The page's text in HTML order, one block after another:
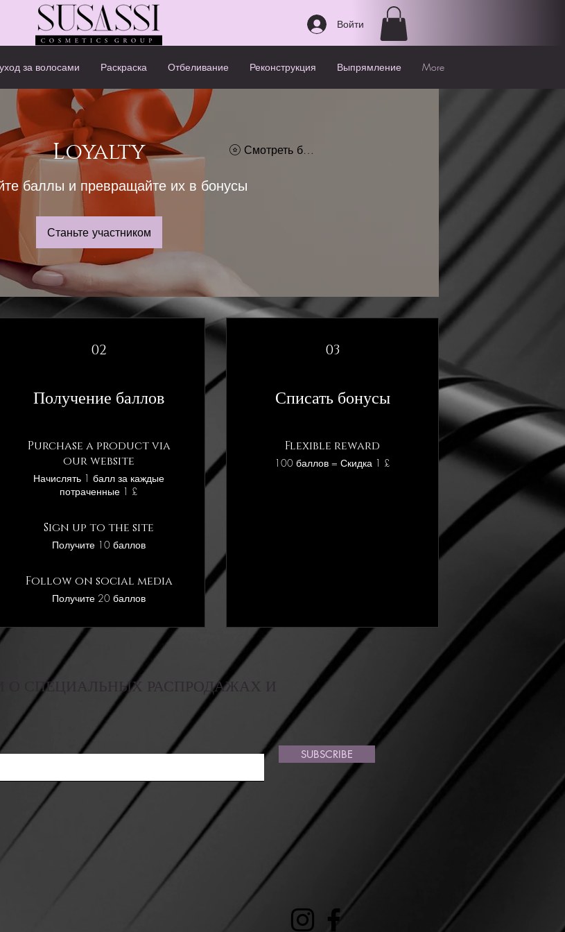
Войти
за волосами Раскраска Отбеливание Реконструкция Выпрямление More
Loyalty
баллы и превращайте их в бонусы
Станьте участником
02
Получение баллов
Purchase a product via
our website
Начислять 1 балл за каждые
потраченные 1 £
Sign up to the site
Получите 10 баллов
Follow on social media
Получите 20 баллов
03
Списать бонусы
Flexible reward
100 баллов = Скидка 1 £
Смотреть баллы
О СПЕЦИАЛЬНЫХ РАСПРОДАЖАХ И
SUBSCRIBE